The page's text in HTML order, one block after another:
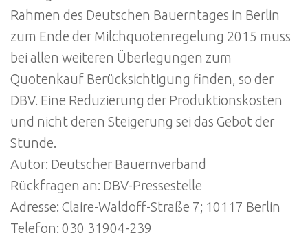
Rahmen des Deutschen Bauerntages in Berlin
zum Ende der Milchquotenregelung 2015 muss
bei allen weiteren Überlegungen zum
Quotenkauf Berücksichtigung finden, so der
DBV. Eine Reduzierung der Produktionskosten
und nicht deren Steigerung sei das Gebot der
Stunde.
Autor: Deutscher Bauernverband
Rückfragen an: DBV-Pressestelle
Adresse: Claire-Waldoff-Straße 7; 10117 Berlin
Telefon: 030 31904-239